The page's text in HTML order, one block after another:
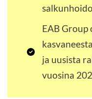
EAB
ja uusista
vuosina